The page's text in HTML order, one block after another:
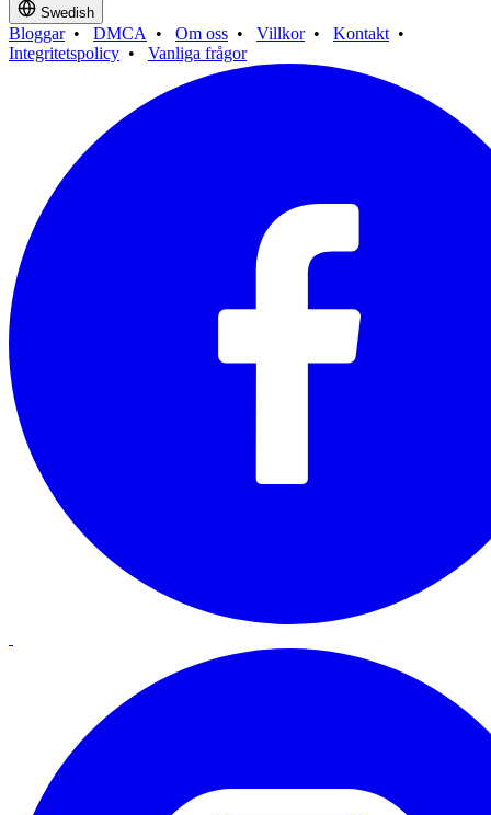
Swedish
Bloggar• DMCA • Om oss • Villkor• Kontakt •
Integritetspolicy • Vanliga frågor